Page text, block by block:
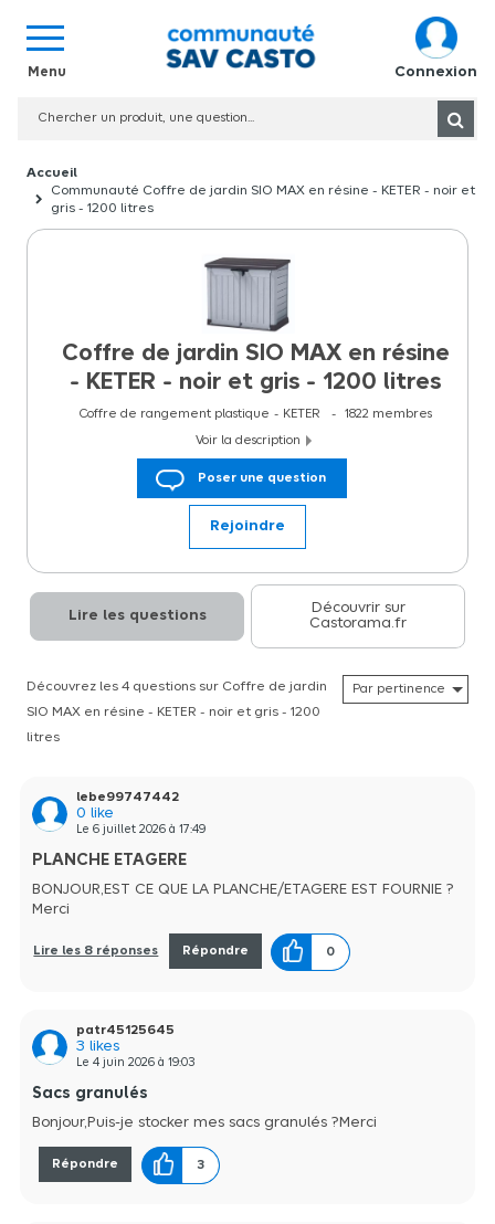
Connexion
Communauté Coffre de jardin SIO MAX en résine - KETER - noir et
gris - 1200 litres
Coffre de jardin SIO MAX en résine
- KETER - noir et gris - 1200 litres
Coffre de rangement plastique KETER 1822 membres
Voir la description
litres Ce coffre de rangement d'extérieur SIO MAX de la marque
KETER dispose d'une très grande capacité de 1200 litres. Vous
pourrez y ranger votre matériel de plein air, vos outils de
bricolage ou vos poubelles pour désencombrer votre intérieur. Ce
rangement multifonctions de coloris gris et noir peut se placer dans
n'importe quel endroit de votre jardin ou de votre terrasse. Sa
structure noire et grise en polypropylène aspect lattes de bois très
décoratif est traitée anti UV. Pour une meilleure accessibilité, ce
coffre bénéficie d'une double ouverture, frontale et verticale.
L'ouverture est assistée par deux vérins et des renforts en métal. Il
supports intégrés pour poser des étagères (non fournies). Pour plus
de tranquillité, ce coffre est verrouillable en lui ajoutant un
cadenas (non fourni). Il peut contenir jusqu'à 2 poubelles de 240
Poser une question
Rejoindre
Lire les questions
Découvrir sur
Castorama.fr
Découvrez les 4 questions sur Coffre de jardin
SIO MAX en résine - KETER - noir et gris - 1200
litres
lebe99747442
0 like
Le6 juillet 2026 à17:49
PLANCHE ETAGERE
BONJOUR,EST CE QUE LA ¨PLANCHE/ETAGERE EST FOURNIE ?
Merci
Lire les 8 réponses Répondre 0
patr45125645
3 likes
Le4 juin 2026 à19:03
Sacs granulés
Bonjour,Puis-je stocker mes sacs granulés ?Merci
Répondre 3